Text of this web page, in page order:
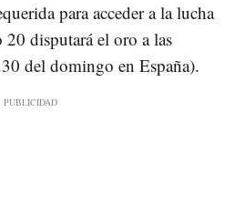
para acceder a la lucha
disputará el oro a las
del domingo en España).